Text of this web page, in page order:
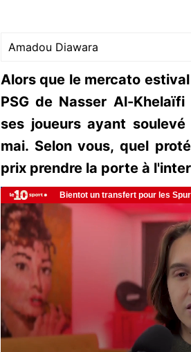
Amadou Diawara
Alors que le mercato
PSG de Nasser Al-
ses joueurs ayant
mai. Selon vous, quel
prix prendre la porte à